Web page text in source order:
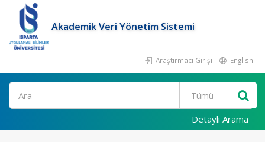
Akademik Veri Yönetim Sistemi
Araştırmacı Girişi English
Ara
Detaylı Arama